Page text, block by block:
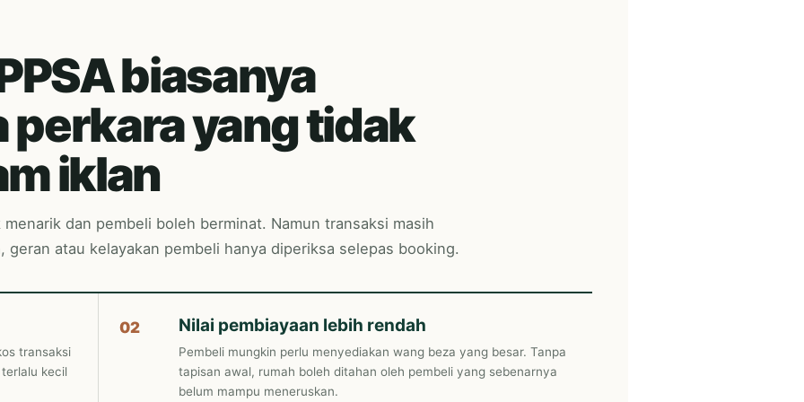
biasanya
yang tidak
iklan
dan pembeli boleh berminat. Namun transaksi masih
geran atau kelayakan pembeli hanya diperiksa selepas booking.
transaksi
kecil
02 Nilai pembiayaan lebih rendah
Pembeli mungkin perlu menyediakan wang beza yang besar. Tanpa
tapisan awal, rumah boleh ditahan oleh pembeli yang sebenarnya
belum mampu meneruskan.